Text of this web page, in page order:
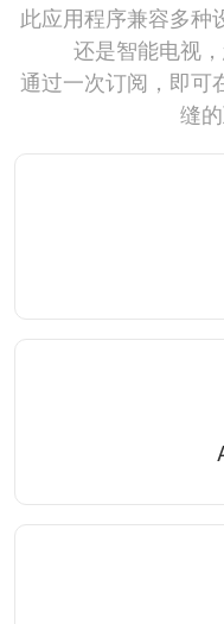
此应用程序兼容多种
还是智能电视
通过一次订阅，即可
缝